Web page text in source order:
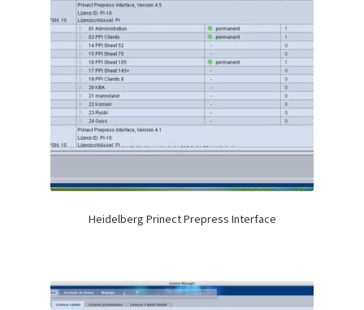
Heidelberg Prinect Prepress Interface